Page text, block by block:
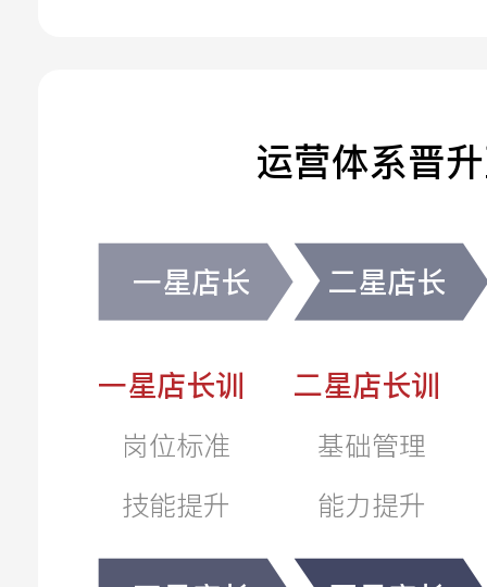
运营体系晋
一星店长
一星店长训
岗位标准
技能提升
二星店长
二星店长训
基础管理
能力提升